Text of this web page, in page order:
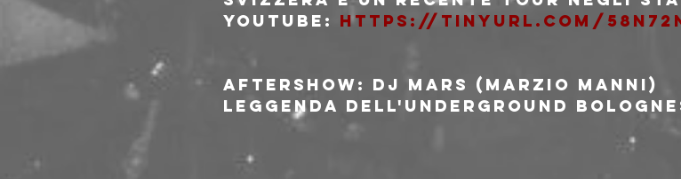
YOUTUBE: https://tinyurl.com/
AFTERSHOW: DJ MARS (Marzio Manni)
Leggenda dell'underground